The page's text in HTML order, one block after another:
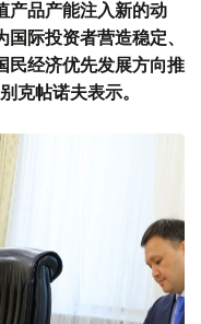
产品产能注入新的动
际投资者营造稳定、
民经济优先发展方向推
克帖诺夫表示。